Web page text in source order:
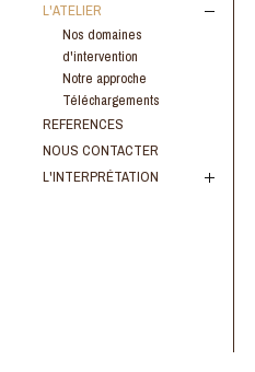
L'ATELIER
Nos domaines
d'intervention
Notre approche
Téléchargements
REFERENCES
NOUS CONTACTER
L'INTERPRÉTATION